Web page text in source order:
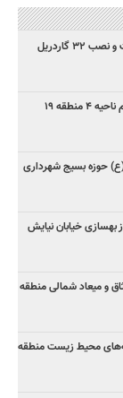
حوزه بسیج شهرداری
«من شهردارم ۴» با آغاز بهسازی خیابان نیایش
و میعاد شمالی منطقه
محیط زیست منطقه